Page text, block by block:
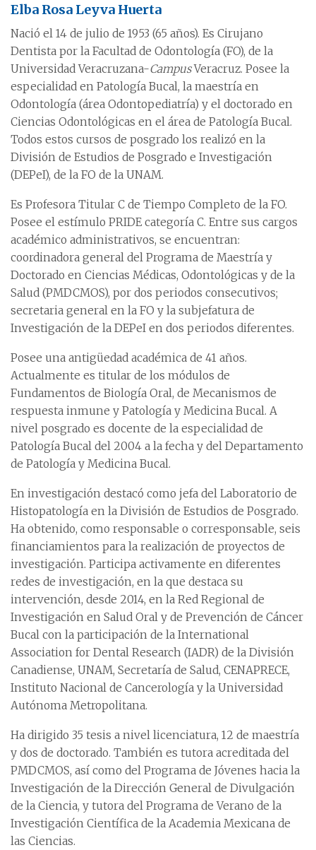
Elba Rosa Leyva Huerta
Nació el 14 de julio de 1953 (65 años). Es Cirujano
Dentista por la Facultad de Odontología (FO), de la
Universidad Veracruzana-CampusVeracruz. Posee la
especialidad en Patología Bucal, la maestría en
Odontología (área Odontopediatría) y el doctorado en
Ciencias Odontológicas en el área de Patología Bucal.
Todos estos cursos de posgrado los realizó en la
División de Estudios de Posgrado e Investigación
(DEPeI), de la FO de la UNAM.
Es Profesora Titular C de Tiempo Completo de la FO.
Posee el estímulo PRIDE categoría C. Entre sus cargos
académico administrativos, se encuentran:
coordinadora general del Programa de Maestría y
Doctorado en Ciencias Médicas, Odontológicas y de la
Salud (PMDCMOS), por dos periodos consecutivos;
secretaria general en la FO y la subjefatura de
Investigación de la DEPeI en dos periodos diferentes.
Posee una antigüedad académica de 41 años.
Actualmente es titular de los módulos de
Fundamentos de Biología Oral, de Mecanismos de
respuesta inmune y Patología y Medicina Bucal. A
nivel posgrado es docente de la especialidad de
Patología Bucal del 2004 a la fecha y del Departamento
de Patología y Medicina Bucal.
En investigación destacó como jefa del Laboratorio de
Histopatología en la División de Estudios de Posgrado.
Ha obtenido, como responsable o corresponsable, seis
financiamientos para la realización de proyectos de
investigación. Participa activamente en diferentes
redes de investigación, en la que destaca su
intervención, desde 2014, en la Red Regional de
Investigación en Salud Oral y de Prevención de Cáncer
Bucal con la participación de la International
Association for Dental Research (IADR) de la División
Canadiense, UNAM, Secretaría de Salud, CENAPRECE,
Instituto Nacional de Cancerología y la Universidad
Autónoma Metropolitana.
Ha dirigido 35 tesis a nivel licenciatura, 12 de maestría
y dos de doctorado. También es tutora acreditada del
PMDCMOS, así como del Programa de Jóvenes hacia la
Investigación de la Dirección General de Divulgación
de la Ciencia, y tutora del Programa de Verano de la
Investigación Científica de la Academia Mexicana de
las Ciencias.